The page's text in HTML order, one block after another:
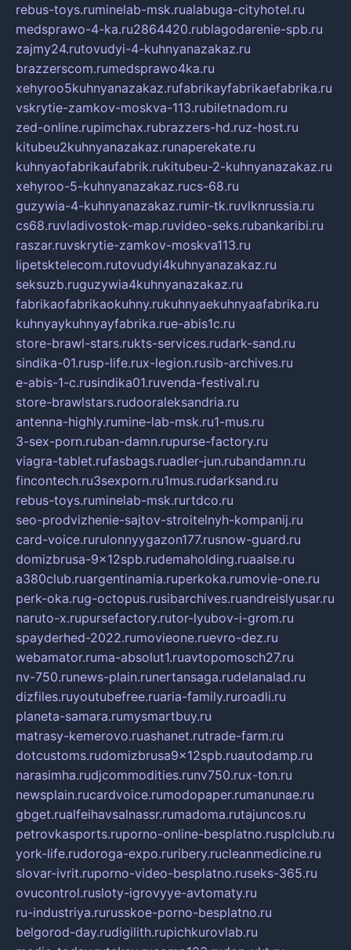
rebus-toys.ruminelab-msk.rualabuga-cityhotel.ru
medsprawo-4-ka.ru2864420.rublagodarenie-spb.ru
zajmy24.rutovudyi-4-kuhnyanazakaz.ru
brazzerscom.rumedsprawo4ka.ru
xehyroo5kuhnyanazakaz.rufabrikayfabrikaefabrika.ru
vskrytie-zamkov-moskva-113.rubiletnadom.ru
zed-online.rupimchax.rubrazzers-hd.ruz-host.ru
kitubeu2kuhnyanazakaz.runaperekate.ru
kuhnyaofabrikaufabrik.rukitubeu-2-kuhnyanazakaz.ru
xehyroo-5-kuhnyanazakaz.rucs-68.ru
guzywia-4-kuhnyanazakaz.rumir-tk.ruvlknrussia.ru
cs68.ruvladivostok-map.ruvideo-seks.rubankaribi.ru
raszar.ruvskrytie-zamkov-moskva113.ru
lipetsktelecom.rutovudyi4kuhnyanazakaz.ru
seksuzb.ruguzywia4kuhnyanazakaz.ru
fabrikaofabrikaokuhny.rukuhnyaekuhnyaafabrika.ru
kuhnyaykuhnyayfabrika.rue-abis1c.ru
store-brawl-stars.rukts-services.rudark-sand.ru
sindika-01.rusp-life.rux-legion.rusib-archives.ru
e-abis-1-c.rusindika01.ruvenda-festival.ru
store-brawlstars.rudooraleksandria.ru
antenna-highly.rumine-lab-msk.ru1-mus.ru
3-sex-porn.ruban-damn.rupurse-factory.ru
viagra-tablet.rufasbags.ruadler-jun.rubandamn.ru
fincontech.ru3sexporn.ru1mus.rudarksand.ru
rebus-toys.ruminelab-msk.rurtdco.ru
seo-prodvizhenie-sajtov-stroitelnyh-kompanij.ru
card-voice.rurulonnyygazon177.rusnow-guard.ru
domizbrusa-9x12spb.rudemaholding.ruaalse.ru
a380club.ruargentinamia.ruperkoka.rumovie-one.ru
perk-oka.rug-octopus.rusibarchives.ruandreislyusar.ru
naruto-x.rupursefactory.rutor-lyubov-i-grom.ru
spayderhed-2022.rumovieone.ruevro-dez.ru
webamator.ruma-absolut1.ruavtopomosch27.ru
nv-750.runews-plain.runertansaga.rudelanalad.ru
dizfiles.ruyoutubefree.ruaria-family.ruroadli.ru
planeta-samara.rumysmartbuy.ru
matrasy-kemerovo.ruashanet.rutrade-farm.ru
dotcustoms.rudomizbrusa9x12spb.ruautodamp.ru
narasimha.rudjcommodities.runv750.rux-ton.ru
newsplain.rucardvoice.rumodopaper.rumanunae.ru
gbget.rualfeihavsalnassr.rumadoma.rutajuncos.ru
petrovkasports.ruporno-online-besplatno.rusplclub.ru
york-life.rudoroga-expo.ruribery.rucleanmedicine.ru
slovar-ivrit.ruporno-video-besplatno.ruseks-365.ru
ovucontrol.rusloty-igrovyye-avtomaty.ru
ru-industriya.rurusskoe-porno-besplatno.ru
belgorod-day.rudigilith.rupichkurovlab.ru